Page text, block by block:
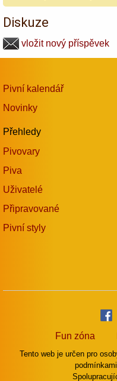
Diskuze
vložit nový příspěvek
Pivní kalendář
Novinky
Přehledy
Pivovary
Piva
Uživatelé
Připravované
Pivní styly
Fun zóna
Tento web je určen pro